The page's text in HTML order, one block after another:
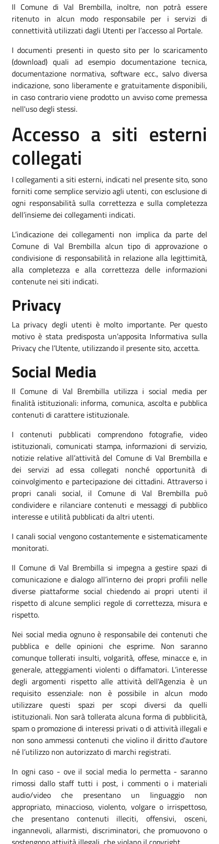
Il Comune di Val Brembilla, inoltre, non potrà essere
ritenuto in alcun modo responsabile per i servizi di
connettività utilizzati dagli Utenti per l’accesso al Portale.
I documenti presenti in questo sito per lo scaricamento
(download) quali ad esempio documentazione tecnica,
documentazione normativa, software ecc., salvo diversa
indicazione, sono liberamente e gratuitamente disponibili,
in caso contrario viene prodotto un avviso come premessa
nell'uso degli stessi.
Accesso a siti esterni
collegati
I collegamenti a siti esterni, indicati nel presente sito, sono
forniti come semplice servizio agli utenti, con esclusione di
ogni responsabilità sulla correttezza e sulla completezza
dell’insieme dei collegamenti indicati.
L’indicazione dei collegamenti non implica da parte del
Comune di Val Brembilla alcun tipo di approvazione o
condivisione di responsabilità in relazione alla legittimità,
alla completezza e alla correttezza delle informazioni
contenute nei siti indicati.
Privacy
La privacy degli utenti è molto importante. Per questo
motivo è stata predisposta un’apposita Informativa sulla
Privacy che l’Utente, utilizzando il presente sito, accetta.
Social Media
Il Comune di Val Brembilla utilizza i social media per
finalità istituzionali: informa, comunica, ascolta e pubblica
contenuti di carattere istituzionale.
I contenuti pubblicati comprendono fotografie, video
istituzionali, comunicati stampa, informazioni di servizio,
notizie relative all’attività del Comune di Val Brembilla e
dei servizi ad essa collegati nonché opportunità di
coinvolgimento e partecipazione dei cittadini. Attraverso i
propri canali social, il Comune di Val Brembilla può
condividere e rilanciare contenuti e messaggi di pubblico
interesse e utilità pubblicati da altri utenti.
I canali social vengono costantemente e sistematicamente
monitorati.
Il Comune di Val Brembilla si impegna a gestire spazi di
comunicazione e dialogo all’interno dei propri profili nelle
diverse piattaforme social chiedendo ai propri utenti il
rispetto di alcune semplici regole di correttezza, misura e
rispetto.
Nei social media ognuno è responsabile dei contenuti che
pubblica e delle opinioni che esprime. Non saranno
comunque tollerati insulti, volgarità, offese, minacce e, in
generale, atteggiamenti violenti o diffamatori. L’interesse
degli argomenti rispetto alle attività dell'Agenzia è un
requisito essenziale: non è possibile in alcun modo
utilizzare questi spazi per scopi diversi da quelli
istituzionali. Non sarà tollerata alcuna forma di pubblicità,
spam o promozione di interessi privati o di attività illegali e
non sono ammessi contenuti che violino il diritto d’autore
né l’utilizzo non autorizzato di marchi registrati.
In ogni caso - ove il social media lo permetta - saranno
rimossi dallo staff tutti i post, i commenti o i materiali
audio/video che presentano un linguaggio non
appropriato, minaccioso, violento, volgare o irrispettoso,
che presentano contenuti illeciti, offensivi, osceni,
ingannevoli, allarmisti, discriminatori, che promuovono o